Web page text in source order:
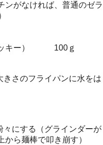
ンがなければ、普通のゼラ
ッキー） 100ｇ
さのフライパンに水をは
にする（グラインダーが
ら麺棒で叩き崩す）